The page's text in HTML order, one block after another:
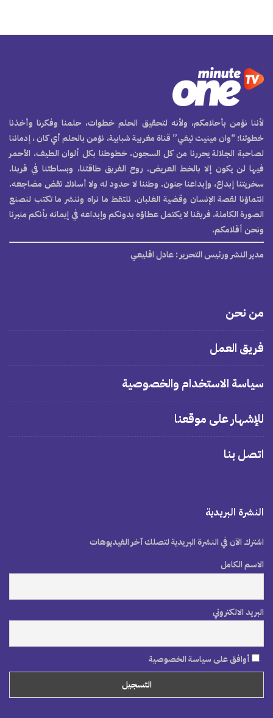
لأننا نؤمن بأحلامكم، ولأنه لتحقيق الحلم خطوات، حلمنا وفكرنا وأخذنا
خطوتنا؛ “وان مينيت تيفي” قناة مغربية شبابية، نؤمن بالحلم أي كان ، إدماننا
لصاحبة الجلالة يحررنا من كل السجون، خطوطنا بكل ألوان الطيف، الأحمر
فيها لن يكون إلا بالخط العريض. روح الفريق طاقتنا، وبساطتنا في قربنا.
سخريتنا إبداع، وإبداعنا جنون. وطننا لا حدود له ولا أسلاك تقض مضاجعه.
انتماؤنا لقصة الإنسان وقضية الغلبان. نلتقط ما نراه وننشر ما تكتب لنصنع
الصورة الكاملة. فريقنا لا يكتمل عطاؤه بدونكم وإبداعه في إيمانه بأنكم منبرنا
ونحن أقلامكم.
مدير النشر ورئيس التحرير: عادل اقليعي
من نحن
فريق العمل
سياسة الاستخدام والخصوصية
للإشهار على موقعنا
اتصل بنا
النشرة البريدية
اشترك الآن في النشرة البريدية لتصلك آخر الفيديوهات
الاسم الكامل
البريد الالكتروني
أوافق على سياسة الخصوصية